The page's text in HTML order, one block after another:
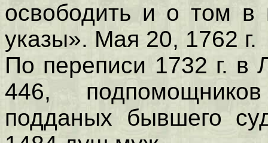
освободить и о том в
указы». Мая 20, 1762 г.
По переписи 1732 г. в
446,
подданых бывшего